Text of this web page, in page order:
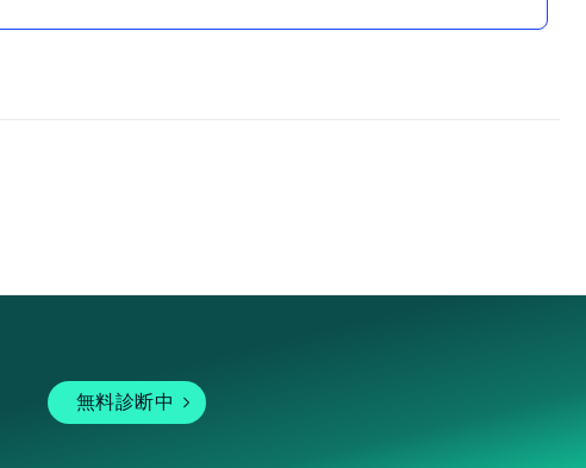
無料診断中